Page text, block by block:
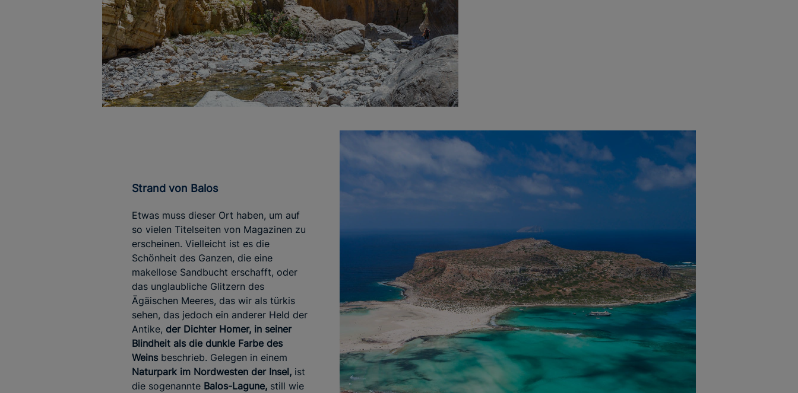
Strand von Balos
Etwas muss dieser Ort haben, um auf
so vielen Titelseiten von Magazinen zu
erscheinen. Vielleicht ist es die
Schönheit des Ganzen, die eine
makellose Sandbucht erschafft, oder
das unglaubliche Glitzern des
Ägäischen Meeres, das wir als türkis
sehen, das jedoch ein anderer Held der
Antike, der Dichter Homer, in seiner
Blindheit als die dunkle Farbe des
Weins beschrieb. Gelegen in einem
Naturpark im Nordwesten der Insel, ist
die sogenannte Balos-Lagune, still wie